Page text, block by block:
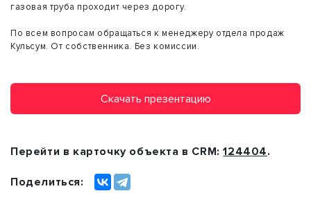
газовая труба проходит через дорогу.
По всем вопросам обращаться к менеджеру отдела продаж
Кульсум. От собственника. Без комиссии.
Скачать презентацию
Перейти в карточку объекта в CRM:124404.
Поделиться: